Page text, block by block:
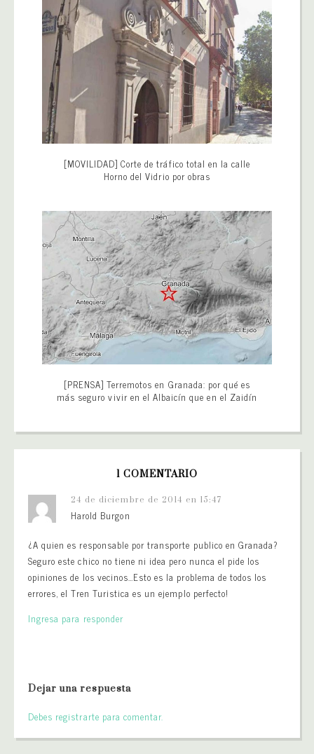
[MOVILIDAD] Corte de tráfico total en la calle
Horno del Vidrio por obras
[PRENSA] Terremotos en Granada: por qué es
más seguro vivir en el Albaicín que en el Zaidín
1 COMENTARIO
24 de diciembre de 2014 en 15:47
Harold Burgon
¿A quien es responsable por transporte publico en Granada?
Seguro este chico no tiene ni idea pero nunca el pide los
opiniones de los vecinos…Esto es la problema de todos los
errores, el Tren Turistica es un ejemplo perfecto!
Ingresa para responder
Dejar una respuesta
Debes registrarte para comentar.